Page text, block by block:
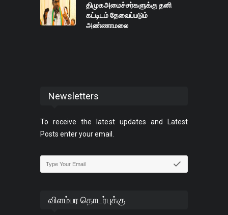
திமுகஅமைச்சர்களுக்கு தனி
கட்டிடம் தேவைப்படும்
அண்ணாமலை
Newsletters
To receive the latest updates and Latest
Posts enter your email.
விளம்பர தொடர்புக்கு